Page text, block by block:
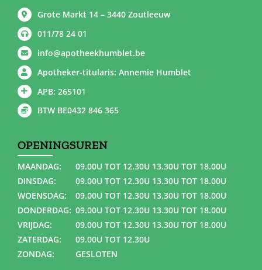
Grote Markt 14 – 3440 Zoutleeuw
011/78 24 01
info@apotheekhumblet.be
Apotheker-titularis: Annemie Humblet
APB: 265101
BTW BE0432 846 365
OPENINGSUREN
MAANDAG:
09.00U TOT 12.30U 13.30U TOT 18.00U
DINSDAG:
09.00U TOT 12.30U 13.30U TOT 18.00U
WOENSDAG:
09.00U TOT 12.30U 13.30U TOT 18.00U
DONDERDAG: 09.00U TOT 12.30U 13.30U TOT 18.00U
VRIJDAG:
09.00U TOT 12.30U 13.30U TOT 18.00U
ZATERDAG:
09.00U TOT 12.30U
ZONDAG:
GESLOTEN